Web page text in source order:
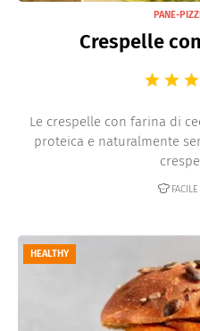
PANE-
Crespelle
Le crespelle con farina di
proteica e naturalmente
FACILE
HEALTHY